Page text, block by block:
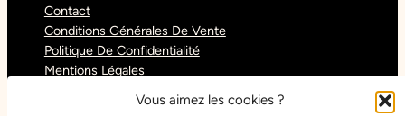
Vous aimez les cookies ?
Contact
Conditions Générales De Vente
Politique De Confidentialité
Mentions Légales